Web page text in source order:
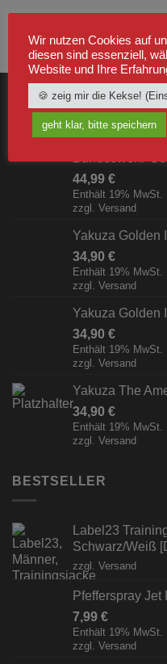
NEUSTE
44,99 €
Enthält 19% MwSt.
zzgl. Versand
Yakuza Golden
34,90 €
Enthält 19% MwSt.
zzgl. Versand
Yakuza Golden
34,90 €
Enthält 19% MwSt.
zzgl. Versand
Yakuza The
34,90 €
Enthält 19% MwSt.
zzgl. Versand
BESTSELLER
Label23
Schwarz/Weiß
zzgl. Versand
Pfefferspray
7,99 €
Enthält 19% MwSt.
zzgl. Versand
Wir nutzen Cookies auf
diesen sind essenziell,
Website und Ihre
🍪 zeig mir die Kekse!
geht klar, bitte speichern